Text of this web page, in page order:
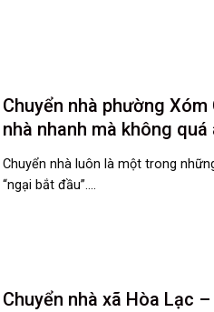
Chuyển nhà phường
nhà nhanh mà không quá
Chuyển nhà luôn là một trong
“ngại bắt đầu”....
Chuyển nhà xã Hòa Lạc